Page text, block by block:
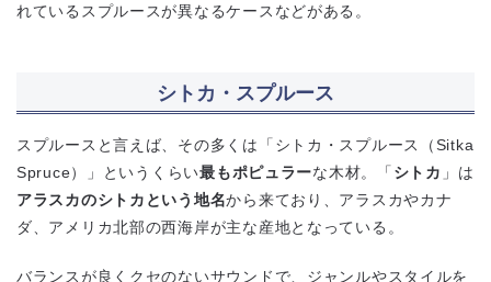
れているスプルースが異なるケースなどがある。
シトカ・スプルース
スプルースと言えば、その多くは「シトカ・スプルース（Sitka
Spruce）」というくらい最もポピュラーな木材。「 シトカ 」は
アラスカのシトカという地名から来ており、アラスカやカナ
ダ、アメリカ北部の西海岸が主な産地となっている。
バランスが良くクセのないサウンドで、ジャンルやスタイルを